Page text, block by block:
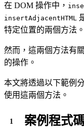
在 DOM 操作中，
insertAdjacentHTML
特定位置的兩個方法。
然而，這兩個方法有
的操作。
本文將透過以下範例
使用這兩個方法。
案例程式